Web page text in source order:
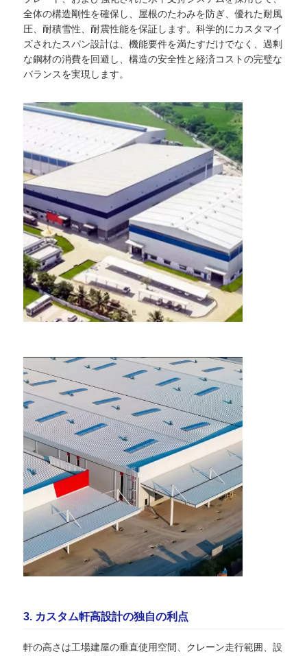
全体の構造剛性を確保し、屋根のたわみを防ぎ、優れた耐風
圧、耐積雪性、耐震性能を保証します。科学的にカスタマイ
ズされたスパン設計は、機能要件を満たすだけでなく、過剰
な鋼材の消費を回避し、構造の安全性と経済コストの完璧な
バランスを実現します。
3. カスタム軒高設計の独自の利点
軒の高さは工場建屋の垂直使用空間、クレーン走行範囲、設